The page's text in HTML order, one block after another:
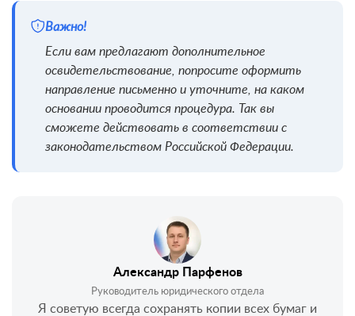
Важно!
Если вам предлагают дополнительное
освидетельствование, попросите оформить
направление письменно и уточните, на каком
основании проводится процедура. Так вы
сможете действовать в соответствии с
законодательством Российской Федерации.
Александр Парфенов
Руководитель юридического отдела
Я советую всегда сохранять копии всех бумаг и